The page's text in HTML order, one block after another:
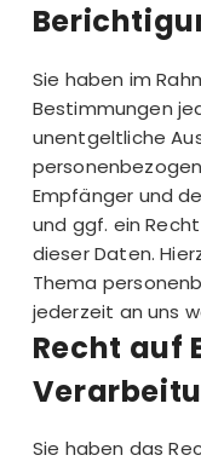
Sie haben im
Bestimmungen
unentgeltliche
Empfänger und
und ggf. ein
dieser Daten.
Thema
jederzeit an uns
Recht auf
Sie haben das